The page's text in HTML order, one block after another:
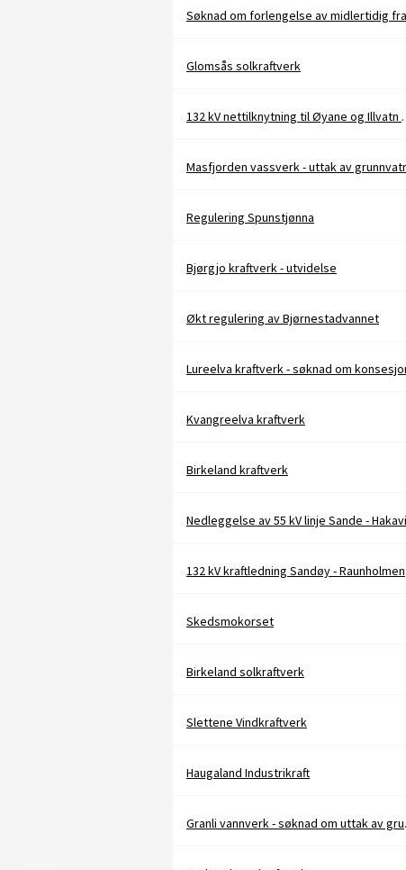
Glomsås solkraftverk
132 kV
Masfjorden vassverk - uttak av
Regulering Spunstjønna
Bjørgjo kraftverk - utvidelse
Økt regulering av Bjørnestadvannet
Lureelva kraftverk - søknad om
Kvangreelva kraftverk
Birkeland kraftverk
Skedsmokorset
Birkeland solkraftverk
Slettene Vindkraftverk
Haugaland Industrikraft